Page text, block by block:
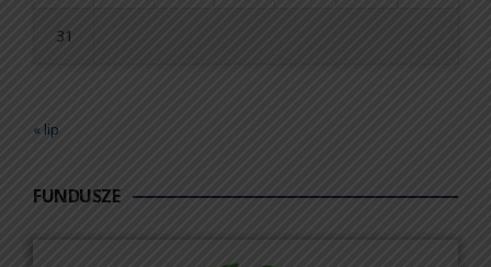
31
« lip
FUNDUSZE